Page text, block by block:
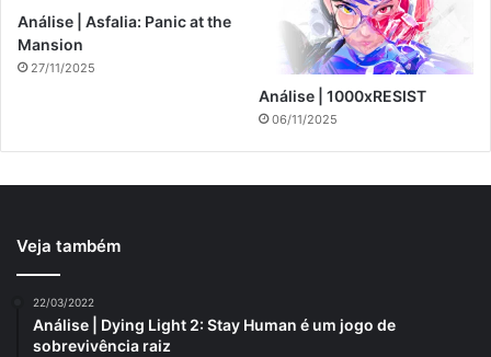
Análise | Asfalia: Panic at the
Mansion
27/11/2025
Análise | 1000xRESIST
06/11/2025
Veja também
22/03/2022
Análise | Dying Light 2: Stay Human é um jogo de
sobrevivência raiz